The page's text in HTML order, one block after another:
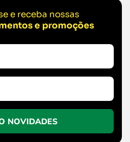
e receba nossas
e promoções
NOVIDADES